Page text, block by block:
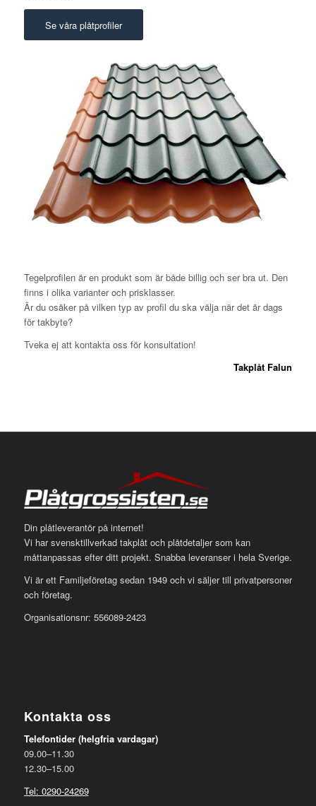
Se våra plåtprofiler
Tegelprofilen är en produkt som är både billig och ser bra ut. Den
finns i olika varianter och prisklasser.
Är du osäker på vilken typ av profil du ska välja när det är dags
för takbyte?
Tveka ej att kontakta oss för konsultation!
Takplåt Falun
Din plåtleverantör på internet!
Vi har svensktillverkad takplåt och plåtdetaljer som kan
måttanpassas efter ditt projekt. Snabba leveranser i hela Sverige.
Vi är ett Familjeföretag sedan 1949 och vi säljer till privatpersoner
och företag.
Organisationsnr: 556089-2423
Kontakta oss
Telefontider (helgfria vardagar)
09.00–11.30
12.30–15.00
Tel: 0290-24269